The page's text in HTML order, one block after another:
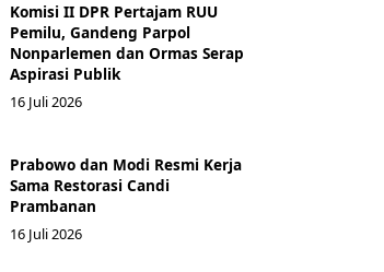
Komisi II DPR Pertajam RUU
Pemilu, Gandeng Parpol
Nonparlemen dan Ormas Serap
Aspirasi Publik
16 Juli 2026
Prabowo dan Modi Resmi Kerja
Sama Restorasi Candi
Prambanan
16 Juli 2026